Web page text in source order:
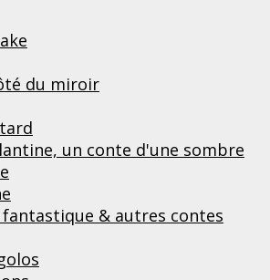
du miroir
un conte d'une sombre
& autres contes